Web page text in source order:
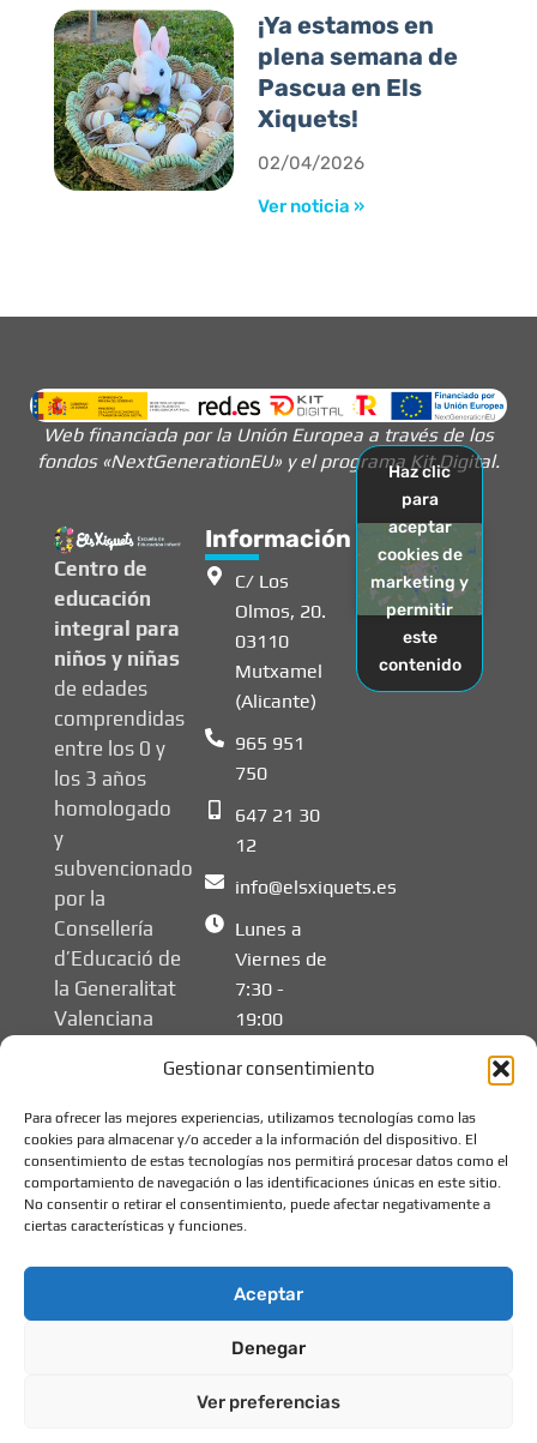
Gestionar consentimiento
Para ofrecer las mejores experiencias, utilizamos tecnologías como las
cookies para almacenar y/o acceder a la información del dispositivo. El
consentimiento de estas tecnologías nos permitirá procesar datos como el
comportamiento de navegación o las identificaciones únicas en este sitio.
No consentir o retirar el consentimiento, puede afectar negativamente a
ciertas características y funciones.
Aceptar
Denegar
Ver preferencias
¡Ya estamos en
plena semana de
Pascua en Els
Xiquets!
02/04/2026
Ver noticia »
Web financiada por la Unión Europea a través de los
fondos «NextGenerationEU» y el programa Kit Digital.
Centro de
educación
integral para
niños y niñas
de edades
comprendidas
entre los 0 y
los 3 años
homologado
y
subvencionado
por la
Consellería
d’Educació de
la Generalitat
Valenciana
Información
C/ Los
Olmos, 20.
03110
Mutxamel
(Alicante)
965 951
750
647 21 30
12
info@elsxiquets.es
Lunes a
Viernes de
7:30 -
19:00
Haz clic
para
aceptar
cookies de
marketing y
permitir
este
contenido
© 2026 Els Xiquets -
Política de cookies